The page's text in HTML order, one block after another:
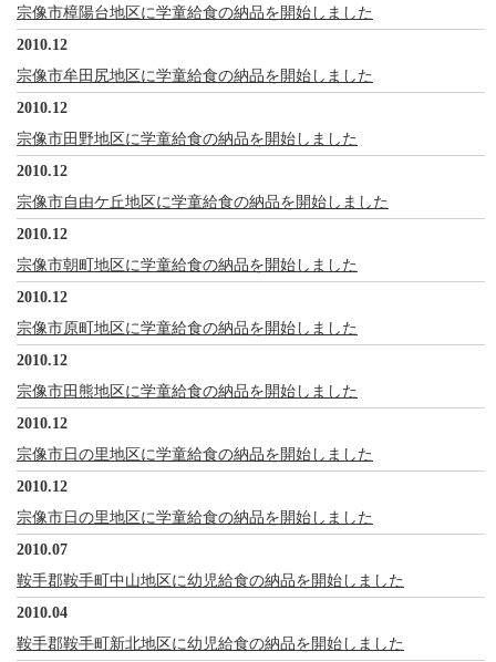
宗像市樟陽台地区に学童給食の納品を開始しました
2010.12
宗像市牟田尻地区に学童給食の納品を開始しました
2010.12
宗像市田野地区に学童給食の納品を開始しました
2010.12
宗像市自由ケ丘地区に学童給食の納品を開始しました
2010.12
宗像市朝町地区に学童給食の納品を開始しました
2010.12
宗像市原町地区に学童給食の納品を開始しました
2010.12
宗像市田熊地区に学童給食の納品を開始しました
2010.12
宗像市日の里地区に学童給食の納品を開始しました
2010.12
宗像市日の里地区に学童給食の納品を開始しました
2010.07
鞍手郡鞍手町中山地区に幼児給食の納品を開始しました
2010.04
鞍手郡鞍手町新北地区に幼児給食の納品を開始しました